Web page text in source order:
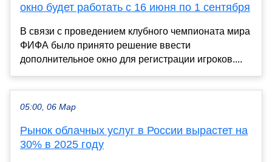
окно будет работать с 16 июня по 1 сентября
В связи с проведением клубного чемпионата мира
ФИФА было принято решение ввести
дополнительное окно для регистрации игроков....
05:00, 06 Мар
Рынок облачных услуг в России вырастет на
30% в 2025 году